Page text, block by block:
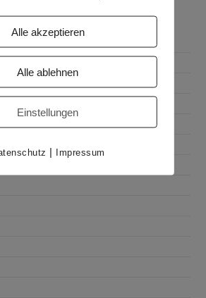
Alle akzeptieren
Alle ablehnen
Einstellungen
| Impressum